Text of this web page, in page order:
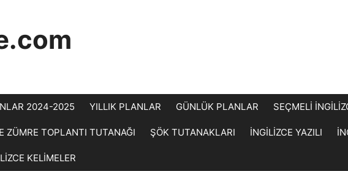
2024-2025 YILLIK PLANLAR GÜNLÜK PLANLAR SEÇMELİ
ZÜMRE TOPLANTI TUTANAĞI ŞÖK TUTANAKLARI İNGİLİZCE YAZILI
KELİMELER